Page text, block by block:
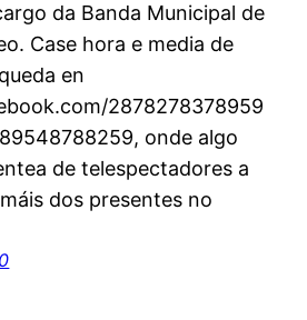
da Banda Municipal de
Case hora e media de
en
2878278378959
onde algo
de telespectadores a
dos presentes no